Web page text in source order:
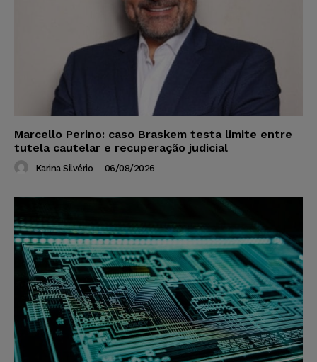
Marcello Perino: caso Braskem testa limite entre
tutela cautelar e recuperação judicial
Karina Silvério - 06/08/2026